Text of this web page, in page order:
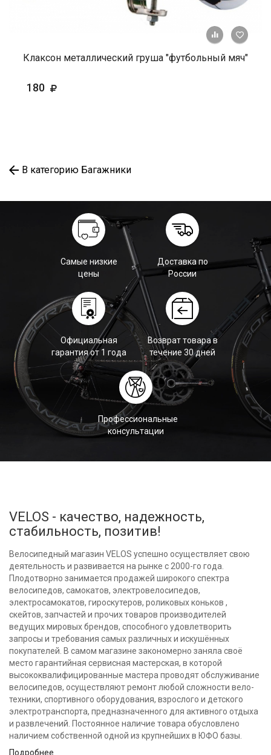
+ К
Клаксон металлический груша "футбольный мяч"
180
В категорию Багажники
Самые низкие
цены
Доставка по
России
Официальная
гарантия от 1 года
Возврат товара в
течение 30 дней
Профессиональные
консультации
VELOS - качество, надежность,
стабильность, позитив!
Велосипедный магазин VELOS успешно осуществляет свою
деятельность и развивается на рынке с 2000-го года.
Плодотворно занимается продажей широкого спектра
велосипедов, самокатов, электровелосипедов,
электросамокатов, гироскутеров, роликовых коньков ,
скейтов, запчастей и прочих товаров производителей
ведущих мировых брендов, способного удовлетворить
запросы и требования самых различных и искушённых
покупателей. В самом магазине закономерно заняла своё
место гарантийная сервисная мастерская, в которой
высококвалифицированные мастера проводят обслуживание
велосипедов, осуществляют ремонт любой сложности вело-
техники, спортивного оборудования, взрослого и детского
электротранспорта, предназначенного для активного отдыха
и развлечений. Постоянное наличие товара обусловлено
наличием собственной одной из крупнейших в ЮФО базы.
Подробнее